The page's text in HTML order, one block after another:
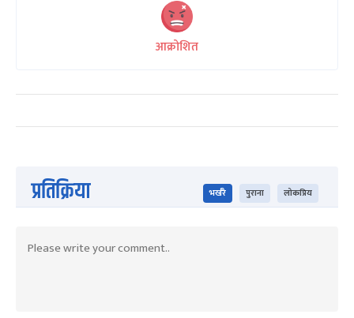
आक्रोशित
प्रतिक्रिया भर्खरै पुराना लोकप्रिय